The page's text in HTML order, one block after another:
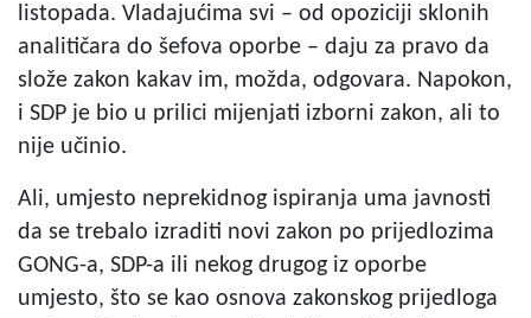
listopada. Vladajućima svi – od opoziciji sklonih
analitičara do šefova oporbe – daju za pravo da
slože zakon kakav im, možda, odgovara. Napokon,
i SDP je bio u prilici mijenjati izborni zakon, ali to
nije učinio.
Ali, umjesto neprekidnog ispiranja uma javnosti
da se trebalo izraditi novi zakon po prijedlozima
GONG-a, SDP-a ili nekog drugog iz oporbe
umjesto, što se kao osnova zakonskog prijedloga